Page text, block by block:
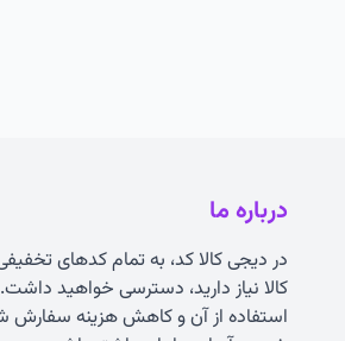
درباره ما
در دیجی کالا کد، به تمام کدهای
کالا نیاز دارید، دسترسی خواهید داشت.
استفاده از آن و کاهش هزینه سفارش